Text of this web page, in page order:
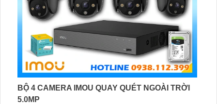
BỘ 4 CAMERA IMOU QUAY QUÉT NGOÀI TRỜI
5.0MP